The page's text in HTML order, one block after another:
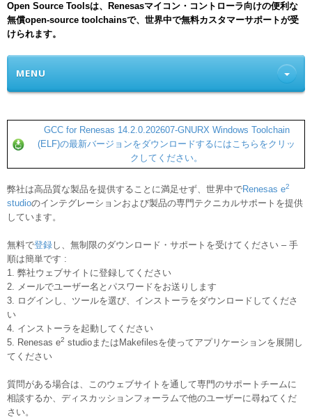
Open Source Toolsは、Renesasマイコン・コントローラ向けの便利な
無償open-source toolchainsで、世界中で無料カスタマーサポートが受
けられます。
MENU
GCC for Renesas 14.2.0.202607-GNURX Windows Toolchain
(ELF)の最新バージョンをダウンロードするにはこちらをクリッ
クしてください。
弊社は高品質な製品を提供することに満足せず、世界中でRenesas e2
studioのインテグレーションおよび製品の専門テクニカルサポートを提供
しています。
無料で登録 し、無制限のダウンロード・サポートを受けてください – 手
順は簡単です :
1. 弊社ウェブサイトに登録してください
2. メールでユーザー名とパスワードをお送りします
3. ログインし、ツールを選び、インストーラをダウンロードしてくださ
い
4. インストーラを起動してください
5. Renesas e2 studioまたはMakefilesを使ってアプリケーションを展開し
てください
質問がある場合は、このウェブサイトを通して専門のサポートチームに
相談するか、ディスカッションフォーラムで他のユーザーに尋ねてくだ
さい。